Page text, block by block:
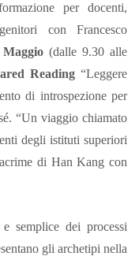
per docenti,
con Francesco
(dalle 9.30 alle
Reading “Leggere
di introspezione per
“Un viaggio chiamato
degli istituti superiori
di Han Kang con
semplice dei processi
gli archetipi nella